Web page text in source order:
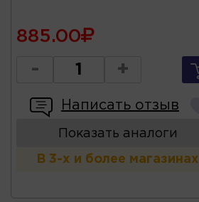
885.00
- +
Написать отзыв
Показать аналоги
В 3-х и более магазинах